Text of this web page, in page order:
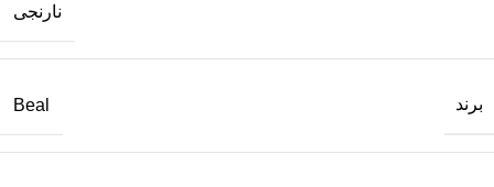
نارنجی
برند Beal